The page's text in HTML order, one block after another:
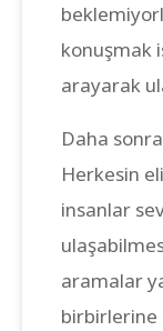
konuşmak
arayarak
Daha
Herkesin
insanlar
aramalar
birbirlerine